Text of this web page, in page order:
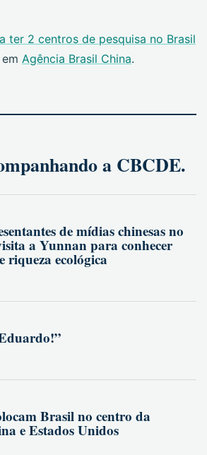
ter 2 centros de pesquisa no Brasil
Agência Brasil China.
a CBCDE.
de mídias chinesas no
a Yunnan para conhecer
riqueza ecológica
Brasil no centro da
e Estados Unidos